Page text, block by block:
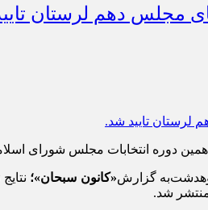
دهمین دوره انتخابات مجلس
به گزارش«کانون سبحان»؛
شد.